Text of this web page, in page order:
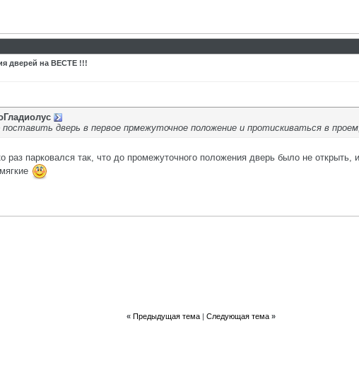
дверей на ВЕСТЕ !!!
дверь в первое прмежуточное положение и протискиваться в
раз парковался так, что до промежуточного положения дверь было не
« Предыдущая тема| Следующая тема »